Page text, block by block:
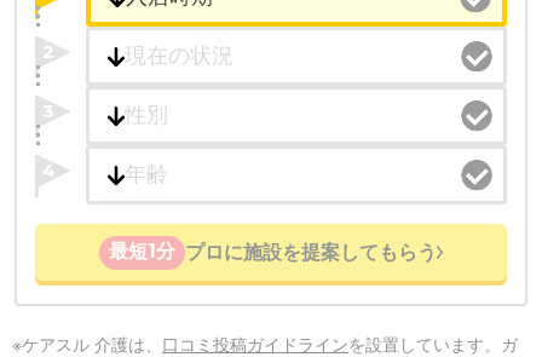
2
3
4
最短1分 プロに施設を提案してもらう
※ケアスル 介護は、 口コミ投稿ガイドラインを設置しています。ガ